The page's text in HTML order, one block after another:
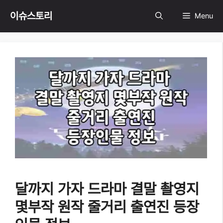
Skip
content
이슈스토리 Menu
달까지 가자 드라마 결말 촬영지
몇부작 원작 줄거리 출연진 등장